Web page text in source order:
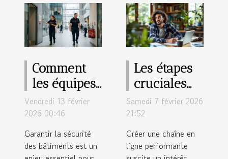
Comment
les équipes
SSIAP
renforcent-
elles la
sécurité des
Vendredi 13 février
2026 00:46
Garantir la sécurité
des bâtiments est un
Les étapes
cruciales
pour
développer
une chaîne
à succès en
Samedi 7 février 2026
21:52
Créer une chaîne en
ligne performante